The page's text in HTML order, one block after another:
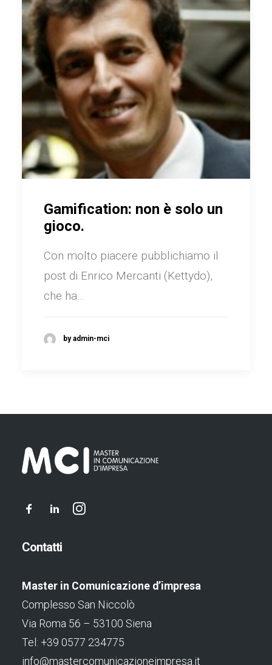
Gamification: non è solo un
gioco.
Con molto piacere pubblichiamo il
post di Enrico Mercanti (Kettydo),
che ha…
by admin-mci
Contatti
Master in Comunicazione d’impresa
Complesso San Niccolò
Via Roma 56 – 53100 Siena
Tel: +39 0577 234775
info@mastercomunicazioneimpresa.it